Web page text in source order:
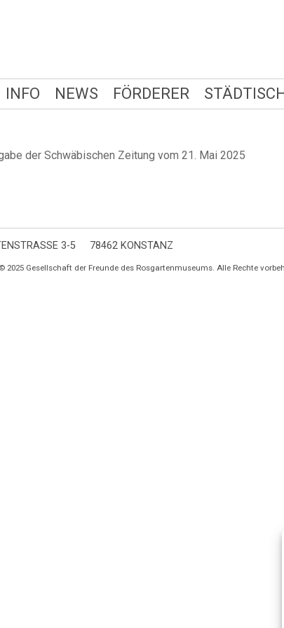
INFO NEWS FÖRDERER
der Schwäbischen Zeitung vom 21. Mai 2025
3-5 78462 KONSTANZ
© 2025 Gesellschaft der Freunde des Rosgartenmuseums. Alle Rechte